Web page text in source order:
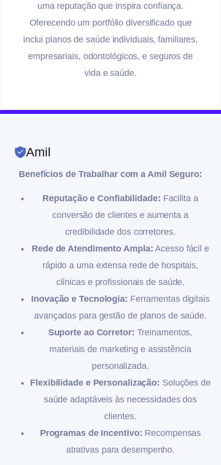
uma reputação que inspira confiança.
Oferecendo um portfólio diversificado que
inclui planos de saúde individuais, familiares,
empresariais, odontológicos, e seguros de
vida e saúde.
Amil
Benefícios de Trabalhar com a Amil Seguro:
Reputação e Confiabilidade: Facilita a
conversão de clientes e aumenta a
credibilidade dos corretores.
Rede de Atendimento Ampla: Acesso fácil e
rápido a uma extensa rede de hospitais,
clínicas e profissionais de saúde.
Inovação e Tecnologia: Ferramentas digitais
avançadas para gestão de planos de saúde.
Suporte ao Corretor: Treinamentos,
materiais de marketing e assistência
personalizada.
Flexibilidade e Personalização: Soluções de
saúde adaptáveis às necessidades dos
clientes.
Programas de Incentivo: Recompensas
atrativas para desempenho.